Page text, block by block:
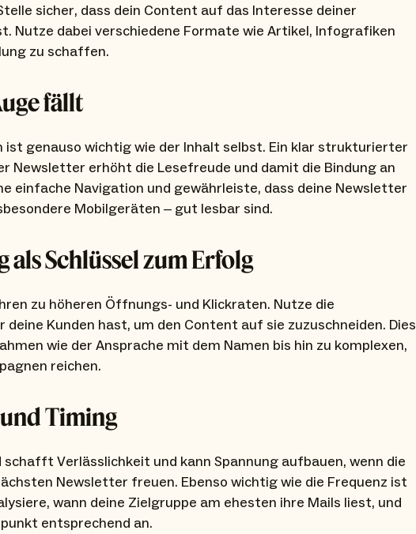
sicher, dass dein Content auf das Interesse deiner
Nutze dabei verschiedene Formate wie Artikel, Infografiken
zu schaffen.
fällt
ist genauso wichtig wie der Inhalt selbst. Ein klar strukturierter
Newsletter erhöht die Lesefreude und damit die Bindung an
einfache Navigation und gewährleiste, dass deine Newsletter
Mobilgeräten – gut lesbar sind.
als Schlüssel zum Erfolg
zu höheren Öffnungs- und Klickraten. Nutze die
Kunden hast, um den Content auf sie zuzuschneiden. Dies
wie der Ansprache mit dem Namen bis hin zu komplexen,
reichen.
Timing
Verlässlichkeit und kann Spannung aufbauen, wenn die
Newsletter freuen. Ebenso wichtig wie die Frequenz ist
wann deine Zielgruppe am ehesten ihre Mails liest, und
entsprechend an.